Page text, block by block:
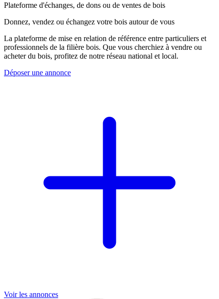
Plateforme d'échanges, de dons ou de ventes de bois
Donnez, vendez ou échangez votre bois autour de vous
La plateforme de mise en relation de référence entre particuliers et
professionnels de la filière bois. Que vous cherchiez à vendre ou
acheter du bois, profitez de notre réseau national et local.
Déposer une annonce
Voir les annonces